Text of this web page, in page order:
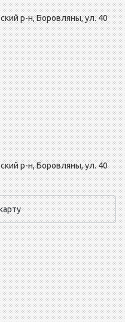
р-н, Боровляны, ул. 40
р-н, Боровляны, ул. 40